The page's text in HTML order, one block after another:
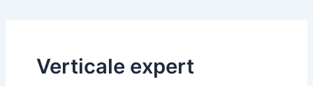
Verticale expert